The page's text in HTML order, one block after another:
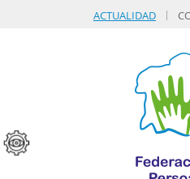
ACTUALIDAD